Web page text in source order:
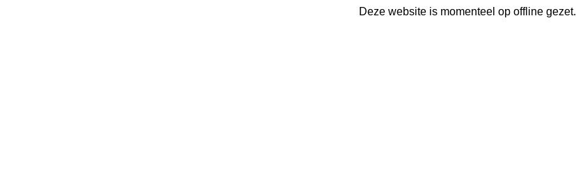
Deze website is momenteel op offline gezet.